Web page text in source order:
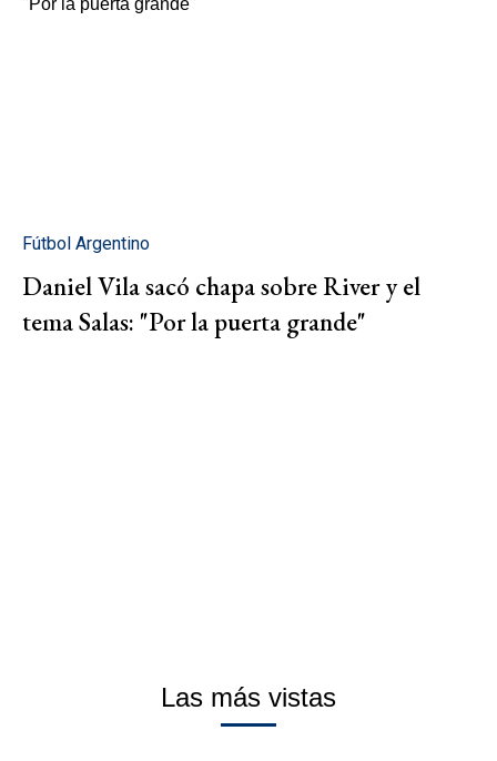
Fútbol Argentino
Daniel Vila sacó chapa sobre River y el
tema Salas: "Por la puerta grande"
Las más vistas